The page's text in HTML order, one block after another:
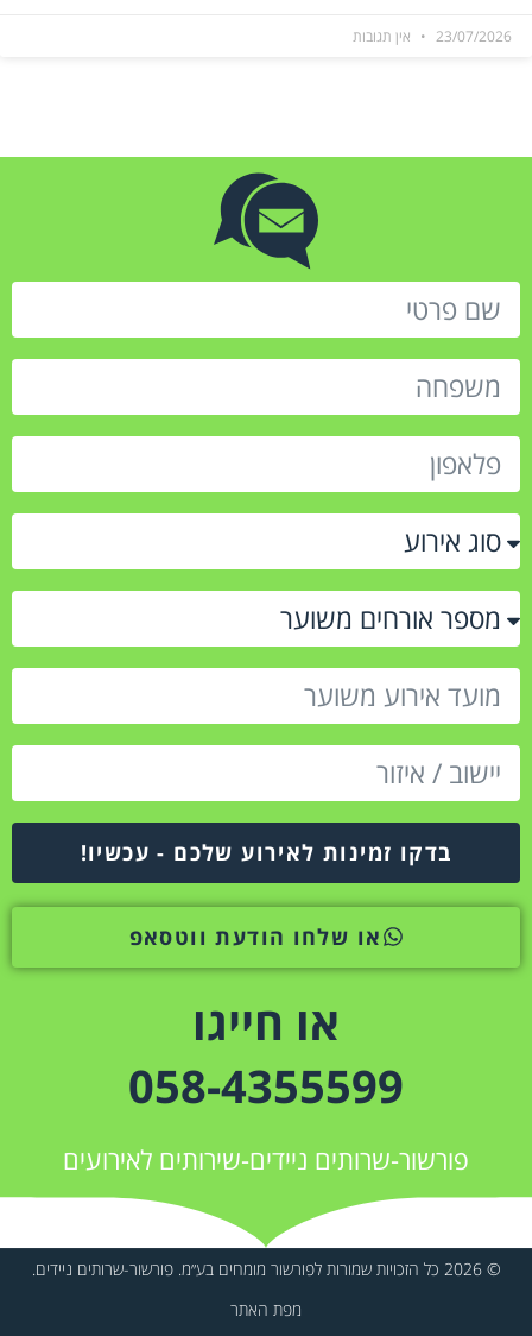
23/07/2026 אין תגובות
בדקו זמינות לאירוע שלכם - עכשיו!
או שלחו הודעת ווטסאפ
או חייגו
058-4355599
פורשור-שרותים ניידים-שירותים לאירועים
© 2026 כל הזכויות שמורות לפורשור מומחים בע״מ. פורשור-שרותים ניידים.
מפת האתר